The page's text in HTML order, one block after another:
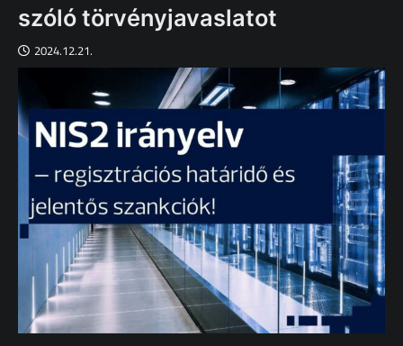
szóló törvényjavaslatot
2024.12.21.